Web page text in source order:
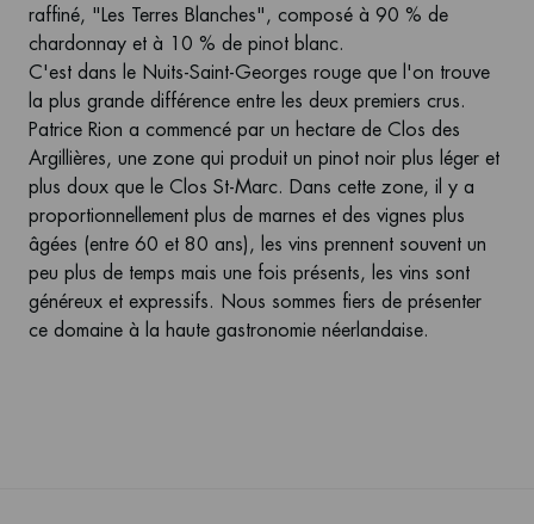
raffiné, "Les Terres Blanches", composé à 90 % de
chardonnay et à 10 % de pinot blanc.
C'est dans le Nuits-Saint-Georges rouge que l'on trouve
la plus grande différence entre les deux premiers crus.
Patrice Rion a commencé par un hectare de Clos des
Argillières, une zone qui produit un pinot noir plus léger et
plus doux que le Clos St-Marc. Dans cette zone, il y a
proportionnellement plus de marnes et des vignes plus
âgées (entre 60 et 80 ans), les vins prennent souvent un
peu plus de temps mais une fois présents, les vins sont
généreux et expressifs. Nous sommes fiers de présenter
ce domaine à la haute gastronomie néerlandaise.